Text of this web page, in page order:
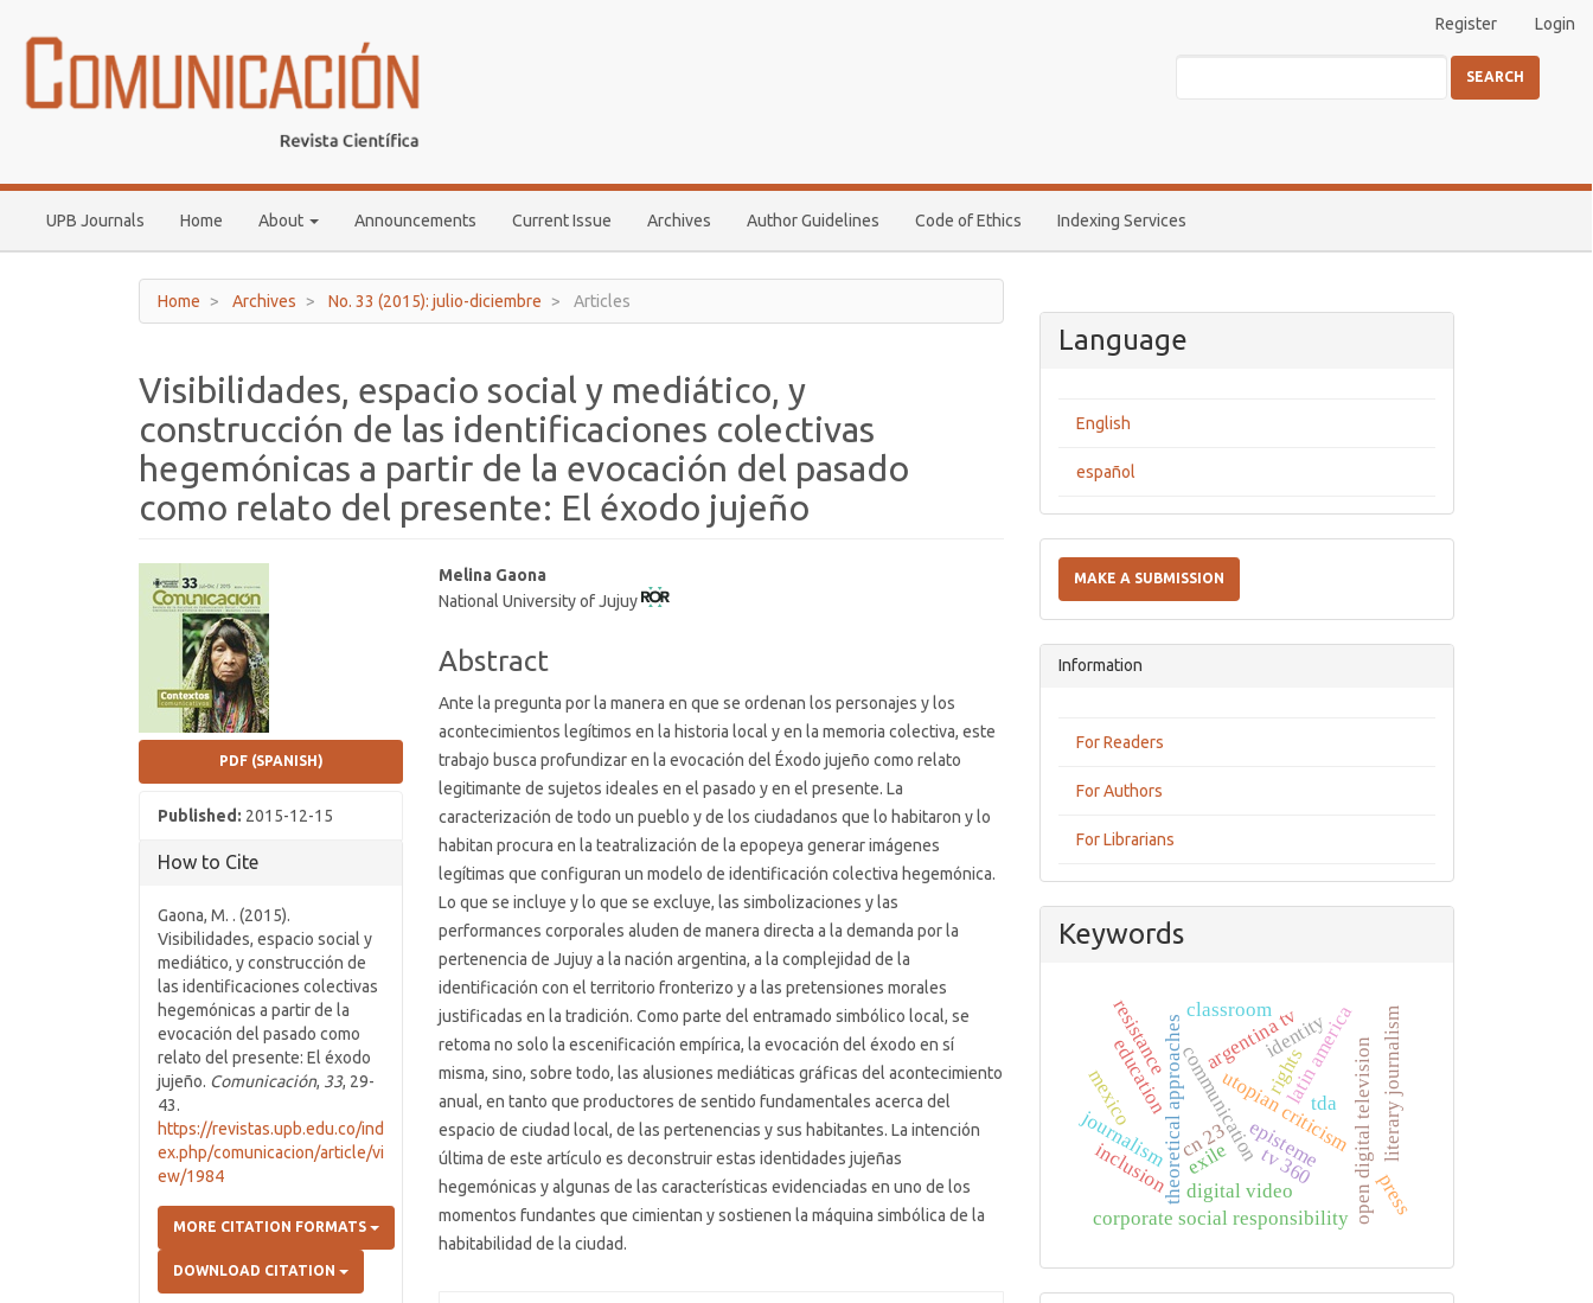
Navigation
Main
Content
Sidebar
Register Login
UPB Journals Home About Announcements Current Issue Archives Author Guidelines Code of Ethics Indexing Services
SEARCH
Home Archives No. 33 (2015): julio-diciembre Articles
Visibilidades, espacio social y mediático, y
construcción de las identificaciones colectivas
hegemónicas a partir de la evocación del pasado
como relato del presente: El éxodo jujeño
Article
Sidebar
PDF (SPANISH)
Published: 2015-12-15
How to Cite
Gaona, M. . (2015).
Visibilidades, espacio social y
mediático, y construcción de
las identificaciones colectivas
hegemónicas a partir de la
evocación del pasado como
relato del presente: El éxodo
jujeño. Comunicación, 33, 29-
43.
https://revistas.upb.edu.co/ind
ex.php/comunicacion/article/vi
ew/1984
MORE CITATION FORMATS
DOWNLOAD CITATION
Main
Article
Melina Gaona
National University of Jujuy
Abstract
Ante la pregunta por la manera en que se ordenan los personajes y los
acontecimientos legítimos en la historia local y en la memoria colectiva, este
trabajo busca profundizar en la evocación del Éxodo jujeño como relato
legitimante de sujetos ideales en el pasado y en el presente. La
caracterización de todo un pueblo y de los ciudadanos que lo habitaron y lo
habitan procura en la teatralización de la epopeya generar imágenes
legítimas que configuran un modelo de identificación colectiva hegemónica.
Lo que se incluye y lo que se excluye, las simbolizaciones y las
performances corporales aluden de manera directa a la demanda por la
pertenencia de Jujuy a la nación argentina, a la complejidad de la
identificación con el territorio fronterizo y a las pretensiones morales
justificadas en la tradición. Como parte del entramado simbólico local, se
retoma no solo la escenificación empírica, la evocación del éxodo en sí
misma, sino, sobre todo, las alusiones mediáticas gráficas del acontecimiento
anual, en tanto que productores de sentido fundamentales acerca del
espacio de ciudad local, de las pertenencias y sus habitantes. La intención
última de este artículo es deconstruir estas identidades jujeñas
hegemónicas y algunas de las características evidenciadas en uno de los
momentos fundantes que cimientan y sostienen la máquina simbólica de la
habitabilidad de la ciudad.
Language
English
español
a
Submission
MAKE A SUBMISSION
Information
For Readers
For Authors
For Librarians
Keywords
communicationlatin america
theoretical approaches utopian criticism
episteme
corporate social responsibility open digital television
tda
argentina tv
tv 360
cn 23
digital video
journalism literary journalism
education rights
inclusion press
exile
mexico
resistance classroomidentity